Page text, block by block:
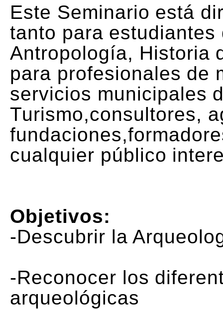
Este Seminario está
tanto para
Antropología, Historia
para profesionales de
servicios municipales
Turismo,consultores,
cualquier público
Objetivos:
-Descubrir la
-Reconocer los
arqueológicas